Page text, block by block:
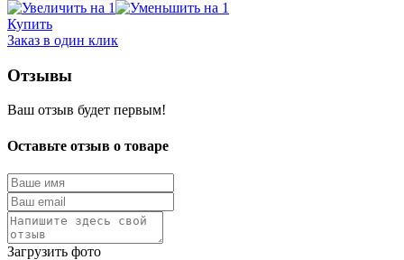
Купить
Заказ в один клик
Отзывы
Ваш отзыв будет первым!
Оставьте отзыв о товаре
Загрузить фото